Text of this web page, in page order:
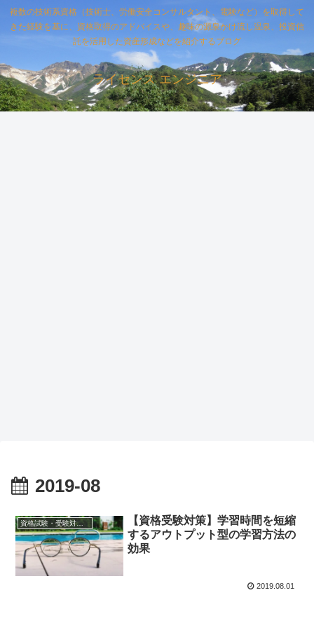
複数の技術系資格（技術士、労働安全コンサルタント、電験など）を取得して
きた経験を基に、資格取得のアドバイスや、趣味の源泉かけ流し温泉、投資信
託を活用した資産形成などを紹介するブログ
ライセンス エンジニア
2019-08
資格試験・受験対策（共通）
【資格受験対策】学習時間を短縮
するアウトプット型の学習方法の
効果
2019.08.01